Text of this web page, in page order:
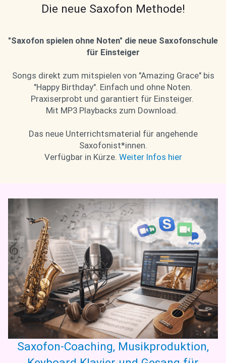
Die neue Saxofon Methode!
"Saxofon spielen ohne Noten" die neue Saxofonschule
für Einsteiger
Songs direkt zum mitspielen von "Amazing Grace" bis
"Happy Birthday". Einfach und ohne Noten.
Praxiserprobt und garantiert für Einsteiger.
Mit MP3 Playbacks zum Download.
Das neue Unterrichtsmaterial für angehende
Saxofonist*innen.
Verfügbar in Kürze. Weiter Infos hier
Saxofon-Coaching, Musikproduktion,